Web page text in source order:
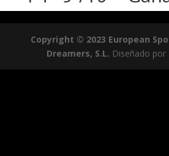
Copyright © 2023 European
Dreamers, S.L. Diseñado por